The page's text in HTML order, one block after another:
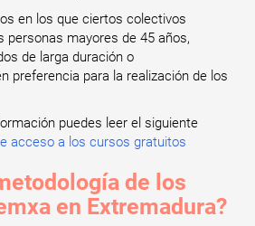
en los que ciertos colectivos
personas mayores de 45 años,
de larga duración o
preferencia para la realización de los
puedes leer el siguiente
acceso a los cursos gratuitos
de los
en Extremadura?